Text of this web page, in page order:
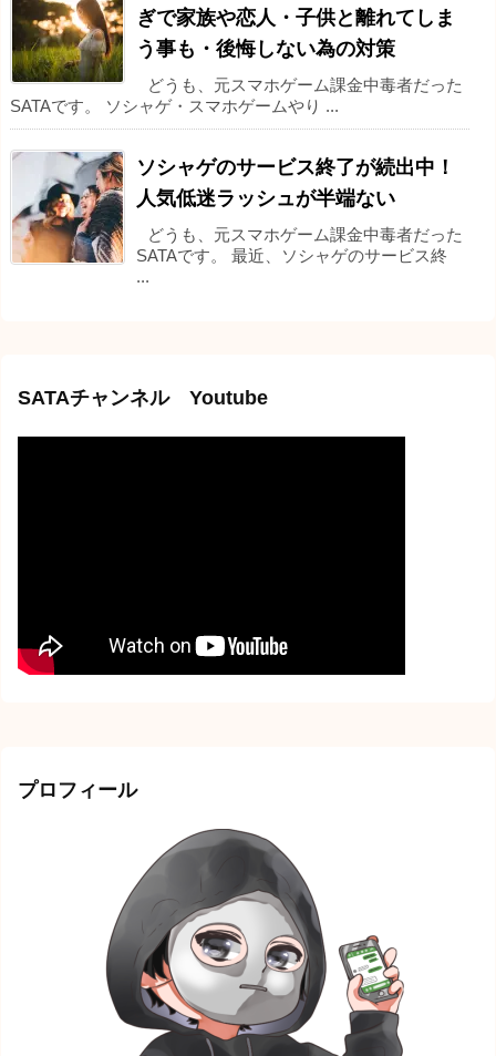
ぎで家族や恋人・子供と離れてしま
う事も・後悔しない為の対策
どうも、元スマホゲーム課金中毒者だった
SATAです。 ソシャゲ・スマホゲームやり ...
ソシャゲのサービス終了が続出中！
人気低迷ラッシュが半端ない
どうも、元スマホゲーム課金中毒者だった
SATAです。 最近、ソシャゲのサービス終
...
SATAチャンネル Youtube
プロフィール